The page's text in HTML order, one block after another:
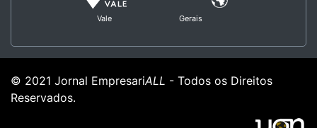
Vale Gerais
© 2021 Jornal EmpresariALL - Todos os Direitos
Reservados.